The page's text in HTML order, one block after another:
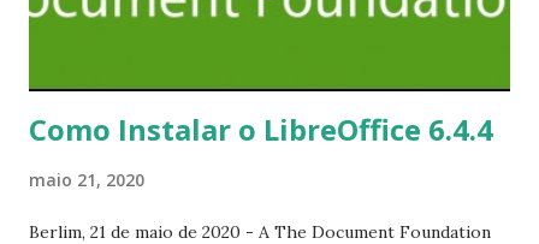
Como Instalar o LibreOffice 6.4.4
maio 21, 2020
Berlim, 21 de maio de 2020 - A The Document Foundation